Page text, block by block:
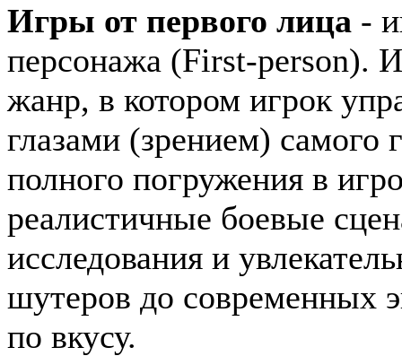
Игры от первого лица -
персонажа (First-person).
жанр, в котором игрок
глазами (зрением) самого
полного погружения в
реалистичные боевые
исследования и
шутеров до современных
по вкусу.